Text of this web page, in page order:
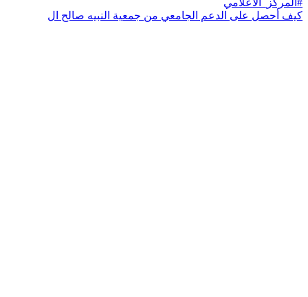
كيف أحصل على الدعم الجامعي من جمعية النبيه صالح ال